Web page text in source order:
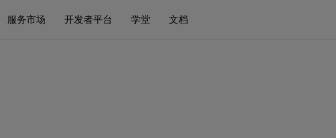
服务市场 开发者平台 学堂 文档